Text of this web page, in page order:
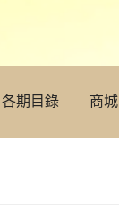
各期目錄 商城